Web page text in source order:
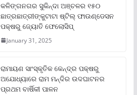
କଳିଙ୍ଗନଗର ସୁକିନ୍ଦା ଅଞ୍ଚଳର ୧୫୦
ଛାତ୍ରଛାତ୍ରୀଙ୍କୁଟାଟା ଷ୍ଟିଲ୍ ଫାଉଣ୍ଡେସନ
ପକ୍ଷରୁ ଜ୍ୟୋତି ଫେଲୋସିପ୍‌
January 31, 2025
ରାମାୟଣ ସାଂସ୍କୃତିକ କେନ୍ଦ୍ର ପକ୍ଷରୁ
ଅଯୋଧ୍ୟାରେ ରାମ ମନ୍ଦିର ଉଦଘାଟନର
ପ୍ରଥମ ବାର୍ଷିକୀ ପାଳନ